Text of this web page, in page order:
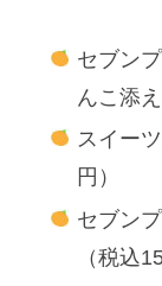
セブン
んこ添
スイー
円）
セブン
（税込